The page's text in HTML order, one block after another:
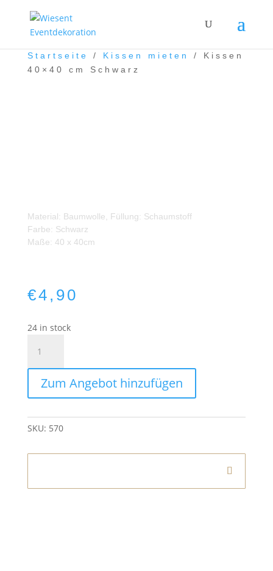
Startseite / Kissen mieten
/ Kissen
40×40 cm Schwarz
Material: Baumwolle, Füllung: Schaumstoff
Farbe: Schwarz
Maße: 40 x 40cm
€4,90
24 in stock
40×40
cm
Schwarz
quantity
Zum Angebot hinzufügen
SKU: 570